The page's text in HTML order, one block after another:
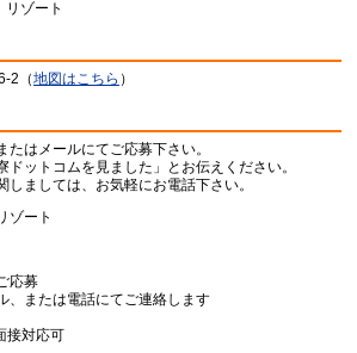
リゾート
2（地図はこちら ）
たはメールにてご応募下さい。
ドットコムを見ました」とお伝えください。
しましては、お気軽にお電話下さい。
ゾート
応募
、または電話にてご連絡します
対応可